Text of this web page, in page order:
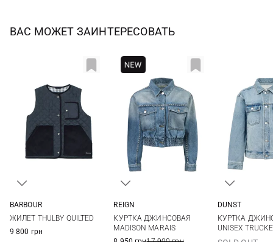
ВАС МОЖЕТ ЗАИНТЕРЕСОВАТЬ
BARBOUR
ЖИЛЕТ THULBY QUILTED
9 800 грн
REIGN
КУРТКА ДЖИНСОВАЯ
MADISON MARAIS
DUNST
КУРТКА
UNISEX